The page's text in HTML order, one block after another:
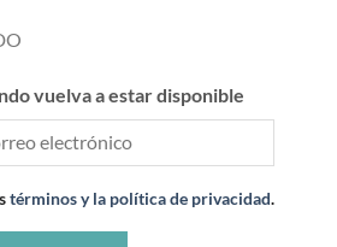
vuelva a estar disponible
términos y la política de privacidad.